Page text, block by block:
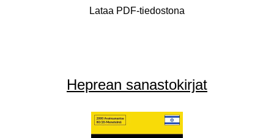
Lataa PDF-tiedostona
Heprean sanastokirjat